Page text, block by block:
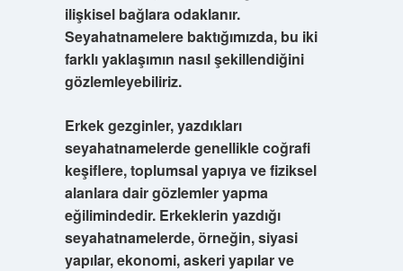
ilişkisel bağlara odaklanır.
Seyahatnamelere baktığımızda, bu iki
farklı yaklaşımın nasıl şekillendiğini
gözlemleyebiliriz.
Erkek gezginler, yazdıkları
seyahatnamelerde genellikle coğrafi
keşiflere, toplumsal yapıya ve fiziksel
alanlara dair gözlemler yapma
eğilimindedir. Erkeklerin yazdığı
seyahatnamelerde, örneğin, siyasi
yapılar, ekonomi, askeri yapılar ve